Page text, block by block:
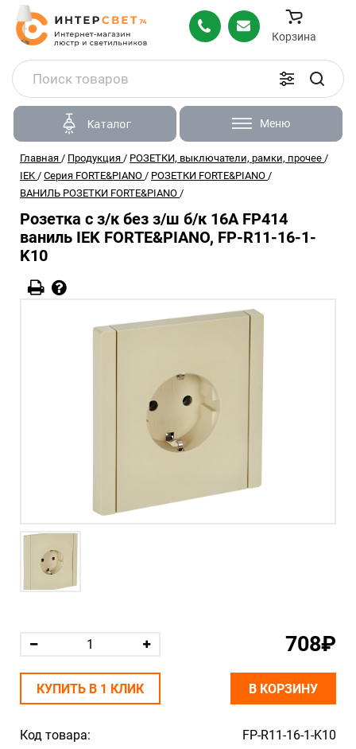
Корзина
Каталог Меню
Главная / Продукция / РОЗЕТКИ, выключатели, рамки, прочее /
IEK / Серия FORTE&PIANO / РОЗЕТКИ FORTE&PIANO /
ВАНИЛЬ РОЗЕТКИ FORTE&PIANO /
Розетка с з/к без з/ш б/к 16А FP414
ваниль IEK FORTE&PIANO, FP-R11-16-1-
K10
Код товара:
FP-R11-16-1-K10
708₽
КУПИТЬ В 1 КЛИК В КОРЗИНУ